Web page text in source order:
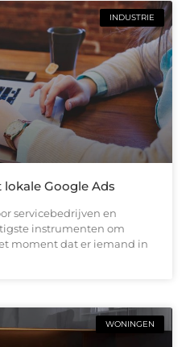
INDUSTRIE
Google Ads
servicebedrijven en
instrumenten om
moment dat er iemand in
WONINGEN